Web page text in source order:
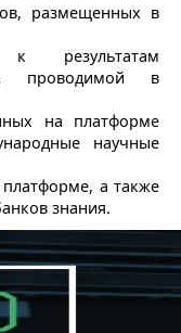
размещенных в
результатам
проводимой в
на платформе
научные
а также
знания.